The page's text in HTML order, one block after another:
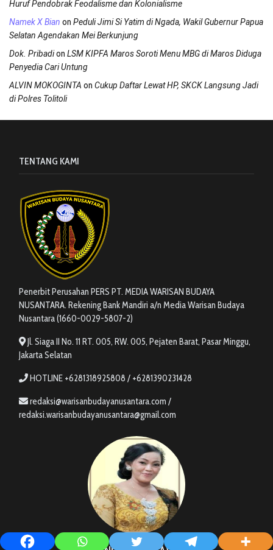
Huruf Pendobrak Feodalisme dan Kolonialisme
Namek X Bian on Peduli Jimi Si Yatim di Ngada, Wakil Gubernur Papua
Selatan Agendakan Mei Berkunjung
Dok. Pribadion LSM KIPFA Maros Soroti Menu MBG di Maros Diduga
Penyedia Cari Untung
ALVIN MOKOGINTA on Cukup Daftar Lewat HP, SKCK Langsung Jadi
di Polres Tolitoli
TENTANG KAMI
Penerbit Perusahan PERS PT. MEDIA WARISAN BUDAYA
NUSANTARA. Rekening Bank Mandiri a/n Media Warisan Budaya
Nusantara (1660-0029-5807-2)
Jl. Siaga II No. 11 RT. 005, RW. 005, Pejaten Barat, Pasar Minggu,
Jakarta Selatan
HOTLINE +6281318925808 / +6281390231428
redaksi@warisanbudayanusantara.com /
redaksi.warisanbudayanusantara@gmail.com